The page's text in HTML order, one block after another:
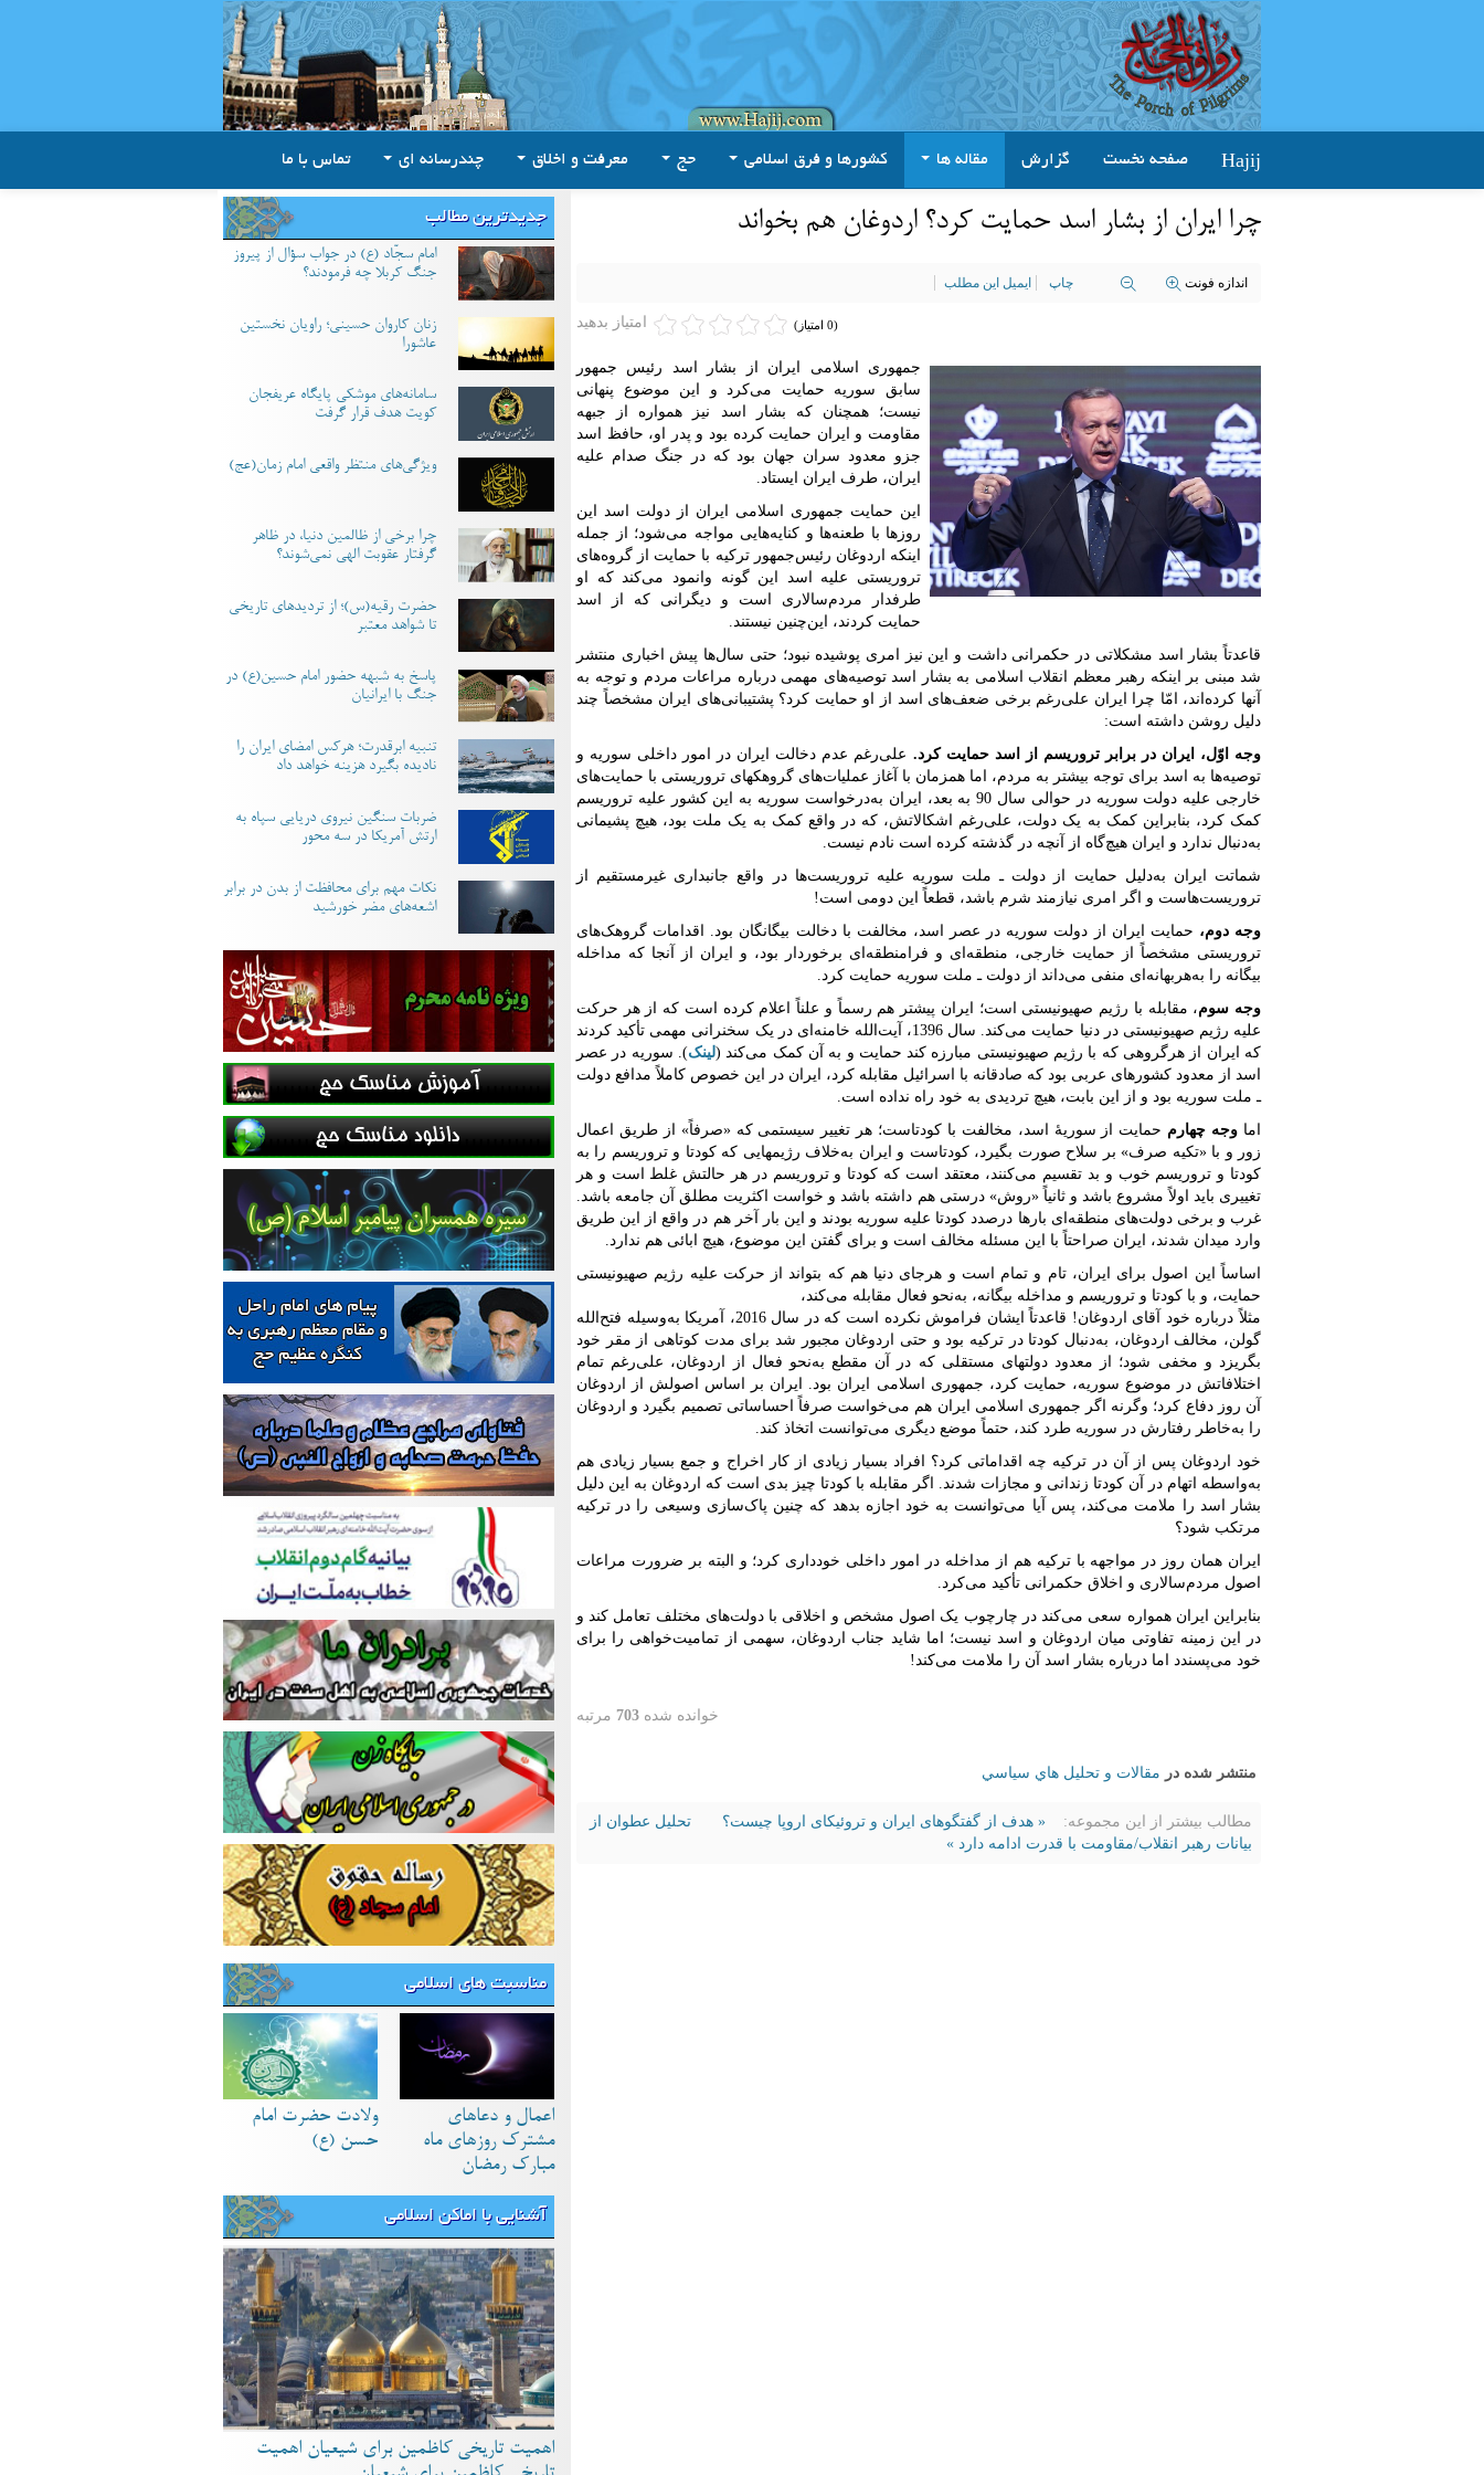
Hajij صفحه نخست گزارش مقاله ها کشورها و فرق اسلامی حج معرفت و اخلاق چندرسانه ای تماس با ما
چرا ایران از بشار اسد حمایت کرد؟ اردوغان هم بخواند
اندازه فونت چاپ ایمیل این مطلب
امتیاز بدهید (0 امتیاز)
جمهوری اسلامی ایران از بشار اسد رئیس جمهور
سابق سوریه حمایت می‌کرد و این موضوع پنهانی
نیست؛ همچنان که بشار اسد نیز همواره از جبهه
مقاومت و ایران حمایت کرده بود و پدر او، حافظ اسد
جزو معدود سران جهان بود که در جنگ صدام علیه
ایران، طرف ایران ایستاد.
این حمایت جمهوری اسلامی ایران از دولت اسد این
روزها با طعنه‌ها و کنایه‌هایی مواجه می‌شود؛ از جمله
اینکه اردوغان رئیس‌جمهور ترکیه با حمایت از گروه‌های
تروریستی علیه اسد این گونه وانمود می‌کند که او
طرفدار مردم‌سالاری است و دیگرانی که از اسد
حمایت کردند، این‌چنین نیستند.
قاعدتاً بشار اسد مشکلاتی در حکمرانی داشت و این نیز امری پوشیده نبود؛ حتی سال‌ها پیش اخباری منتشر
شد مبنی بر اینکه رهبر معظم انقلاب اسلامی به بشار اسد توصیه‌های مهمی درباره مراعات مردم و توجه به
آنها کرده‌اند، امّا چرا ایران علی‌رغم برخی ضعف‌های اسد از او حمایت کرد؟ پشتیبانی‌های ایران مشخصاً چند
دلیل روشن داشته است:
وجه اوّل، ایران در برابر تروریسم از اسد حمایت کرد. علی‌رغم عدم دخالت ایران در امور داخلی سوریه و
توصیه‌ها به اسد برای توجه بیشتر به مردم، اما همزمان با آغاز عملیات‌های گروهکهای تروریستی با حمایت‌های
خارجی علیه دولت سوریه در حوالی سال 90 به بعد، ایران به‌درخواست سوریه به این کشور علیه تروریسم
کمک کرد، بنابراین کمک به یک دولت، علی‌رغم اشکالاتش،‌ که در واقع کمک به یک ملت بود، هیچ پشیمانی
به‌دنبال ندارد و ایران هیچ‌گاه از آنچه در گذشته کرده است نادم نیست.
شماتت ایران به‌دلیل حمایت از دولت ـ ملت سوریه علیه تروریست‌ها در واقع جانبداری غیرمستقیم از
تروریست‌هاست و اگر امری نیازمند شرم باشد، قطعاً این دومی است!
وجه دوم، حمایت ایران از دولت سوریه در عصر اسد، مخالفت با دخالت بیگانگان بود. اقدامات گروهک‌های
تروریستی مشخصاً از حمایت خارجی، منطقه‌ای و فرامنطقه‌ای برخوردار بود، و ایران از آنجا که مداخله
بیگانه را به‌هربهانه‌ای منفی می‌داند از دولت ـ ملت سوریه حمایت کرد.
وجه سوم، مقابله با رژیم صهیونیستی است؛ ایران پیشتر هم رسماً و علناً اعلام کرده است که از هر حرکت
علیه رژیم صهیونیستی در دنیا حمایت می‌کند. سال 1396، آیت‌الله خامنه‌ای در یک سخنرانی مهمی تأکید کردند
که ایران از هرگروهی که با رژیم صهیونیستی مبارزه کند حمایت و به آن کمک می‌کند (لینک). سوریه در عصر
اسد از معدود کشورهای عربی بود که صادقانه با اسرائیل مقابله کرد، ایران در این خصوص کاملاً مدافع دولت
ـ ملت سوریه بود و از این بابت، هیچ تردیدی به خود راه نداده است.
اما وجه چهارم حمایت از سوریۀ اسد، مخالفت با کودتاست؛ هر تغییر سیستمی که «صرفاً» از طریق اعمال
زور و با «تکیه صرف» بر سلاح صورت بگیرد، کودتاست و ایران به‌خلاف رژیمهایی که کودتا و تروریسم را به
کودتا و تروریسم خوب و بد تقسیم می‌کنند، معتقد است که کودتا و تروریسم در هر حالتش غلط است و هر
تغییری باید اولاً مشروع باشد و ثانیاً «روش» درستی هم داشته باشد و خواست اکثریت مطلق آن جامعه باشد.
غرب و برخی دولت‌های منطقه‌ای بارها درصدد کودتا علیه سوریه بودند و این بار آخر هم در واقع از این طریق
وارد میدان شدند، ایران صراحتاً با این مسئله مخالف است و برای گفتن این موضوع، هیچ ابائی هم ندارد.
اساساً این اصول برای ایران، تام و تمام است و هرجای دنیا هم که بتواند از حرکت علیه رژیم صهیونیستی
حمایت، و با کودتا و تروریسم و مداخله بیگانه، به‌نحو فعال مقابله می‌کند،
مثلاً درباره خود آقای اردوغان! قاعدتاً ایشان فراموش نکرده است که در سال 2016، آمریکا به‌وسیله فتح‌الله
گولن، مخالف اردوغان، به‌دنبال کودتا در ترکیه بود و حتی اردوغان مجبور شد برای مدت کوتاهی از مقر خود
بگریزد و مخفی شود؛ از معدود دولتهای مستقلی که در آن مقطع به‌نحو فعال از اردوغان، علی‌رغم تمام
اختلافاتش در موضوع سوریه، حمایت کرد، جمهوری اسلامی ایران بود. ایران بر اساس اصولش از اردوغان
آن روز دفاع کرد؛ وگرنه اگر جمهوری اسلامی ایران هم می‌خواست صرفاً احساساتی تصمیم بگیرد و اردوغان
را به‌خاطر رفتارش در سوریه طرد کند، حتماً موضع دیگری می‌توانست اتخاذ کند.
خود اردوغان پس از آن در ترکیه چه اقداماتی کرد؟ افراد بسیار زیادی از کار اخراج و جمع بسیار زیادی هم
به‌واسطه اتهام در آن کودتا زندانی و مجازات شدند. اگر مقابله با کودتا چیز بدی است که اردوغان به این دلیل
بشار اسد را ملامت می‌کند، پس آیا می‌توانست به خود اجازه بدهد که چنین پاک‌سازی وسیعی را در ترکیه
مرتکب شود؟
ایران همان روز در مواجهه با ترکیه هم از مداخله در امور داخلی خودداری کرد؛ و البته بر ضرورت مراعات
اصول مردم‌سالاری و اخلاق حکمرانی تأکید می‌کرد.
بنابراین ایران همواره سعی می‌کند در چارچوب یک اصول مشخص و اخلاقی با دولت‌های مختلف تعامل کند و
در این زمینه تفاوتی میان اردوغان و اسد نیست؛ اما شاید جناب اردوغان، سهمی از تمامیت‌خواهی را برای
خود می‌پسندد اما درباره بشار اسد آن را ملامت می‌کند!
خوانده شده 703 مرتبه
منتشر شده در مقالات و تحليل هاي سياسي
مطالب بیشتر از این مجموعه: « هدف از گفتگوهای ایران و تروئیکای اروپا چیست؟
تحلیل عطوان از
بیانات رهبر انقلاب/مقاومت با قدرت ادامه دارد »
جدیدترین مطالب
امام سجّاد (ع) در جواب سؤال از پیروز
جنگ کربلا چه فرمودند؟
زنان کاروان حسینی؛ راویان نخستین
عاشورا
سامانه‌های موشکی پایگاه عریفجان
کویت هدف قرار گرفت
ویژگی‌های منتظر واقعی امام زمان(عج)
چرا برخی از ظالمین دنیا، در ظاهر
گرفتار عقوبت الهی نمی‌شوند؟
حضرت رقیه(س)؛ از تردیدهای تاریخی
تا شواهد معتبر
پاسخ به شبهه حضور امام حسین(ع) در
جنگ با ایرانیان
تنبیه ابرقدرت؛ هرکس امضای ایران را
نادیده بگیرد هزینه خواهد داد
ضربات سنگین نیروی دریایی سپاه به
ارتش آمریکا در سه محور
نکات مهم برای محافظت از بدن در برابر
اشعه‌های مضر خورشید
مناسبت های اسلامی
اعمال و دعاهای
مشترک روزهای ماه
مبارک رمضان
ولادت حضرت امام
حسن (ع)
آشنایی با اماکن اسلامی
اهمیت تاریخی کاظمین برای شیعیان اهمیت